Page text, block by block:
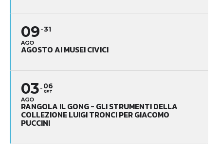
09
AGO
31
AGOSTO AI MUSEI CIVICI
03
AGO
06
SET
RANGOLA IL GONG - GLI STRUMENTI DELLA
COLLEZIONE LUIGI TRONCI PER GIACOMO
PUCCINI